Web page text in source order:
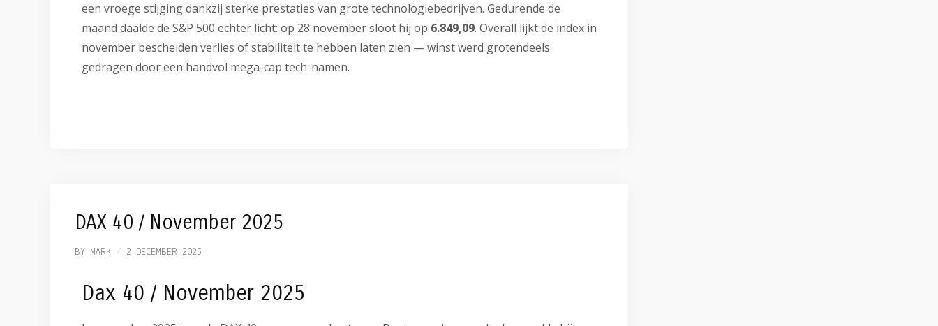
een vroege stijging dankzij sterke prestaties van grote technologiebedrijven. Gedurende de
maand daalde de S&P 500 echter licht: op 28 november sloot hij op 6.849,09. Overall lijkt de index in
november bescheiden verlies of stabiliteit te hebben laten zien — winst werd grotendeels
gedragen door een handvol mega-cap tech-namen.
DAX 40 / November 2025
BY MARK 2 DECEMBER 2025
Dax 40 / November 2025